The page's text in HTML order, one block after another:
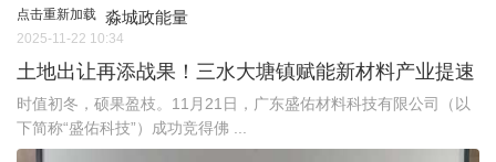
点击重新加载 淼城政能量
2025-11-22 10:34
土地出让再添战果！三水大塘镇赋能新材料产业提速
时值初冬，硕果盈枝。11月21日，广东盛佑材料科技有限公司（以
下简称“盛佑科技”）成功竞得佛 ...